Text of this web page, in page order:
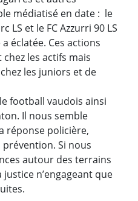
médiatisé en date : le
LS et le FC Azzurri 90 LS
éclatée. Ces actions
les actifs mais
les juniors et de
football vaudois ainsi
Il nous semble
réponse policière,
Si nous
autour des terrains
n’engageant que